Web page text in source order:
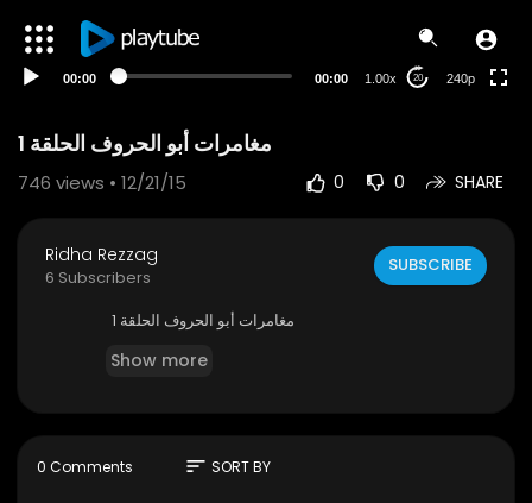
00:00 00:00 1.00x 20 240p
مغامرات أبو الحروف الحلقة 1
746 views • 12/21/15 0 0 SHARE
Ridha Rezzag
6 Subscribers
SUBSCRIBE
مغامرات أبو الحروف الحلقة 1
Show more
0 Comments sort SORT BY